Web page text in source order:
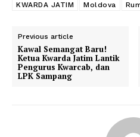
KWARDA JATIM Moldova
Previous article
Kawal Semangat Baru!
Ketua Kwarda Jatim Lantik
Pengurus Kwarcab, dan
LPK Sampang